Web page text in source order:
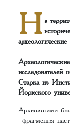
Н а
археологические
исследователей
Старка из
Йоркского
Археологами
фрагменты